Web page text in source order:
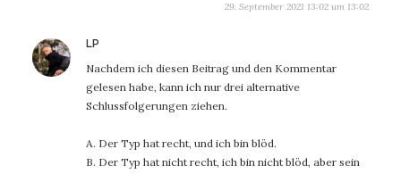
29. September 2021 13:02 um 13:02
LP
Nachdem ich diesen Beitrag und den Kommentar
gelesen habe, kann ich nur drei alternative
Schlussfolgerungen ziehen.
A. Der Typ hat recht, und ich bin blöd.
B. Der Typ hat nicht recht, ich bin nicht blöd, aber sein